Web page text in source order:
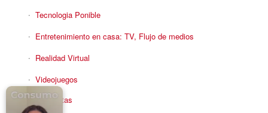
Tecnologia Ponible
Entretenimiento en casa: TV, Flujo de medios
Realidad Virtual
Videojuegos
Reciba Ofertas